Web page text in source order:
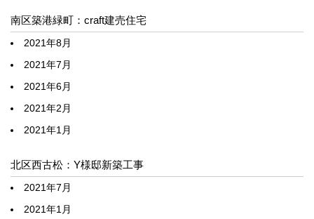
南区築港緑町：craft建売住宅
2021年8月
2021年7月
2021年6月
2021年2月
2021年1月
北区西古松：Y様邸新築工事
2021年7月
2021年1月